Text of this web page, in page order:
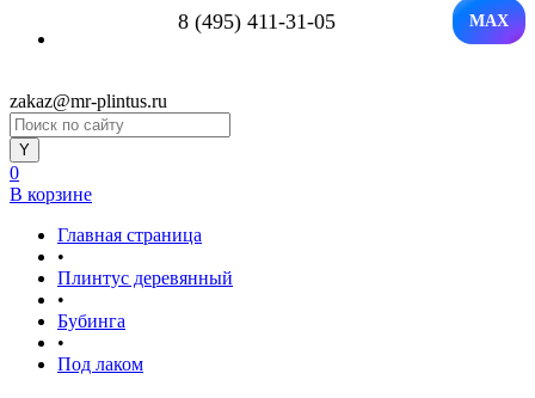
8 (495) 411-31-05 MAX
zakaz@mr-plintus.ru
0
В корзине
Главная страница
•
Плинтус деревянный
•
Бубинга
•
Под лаком